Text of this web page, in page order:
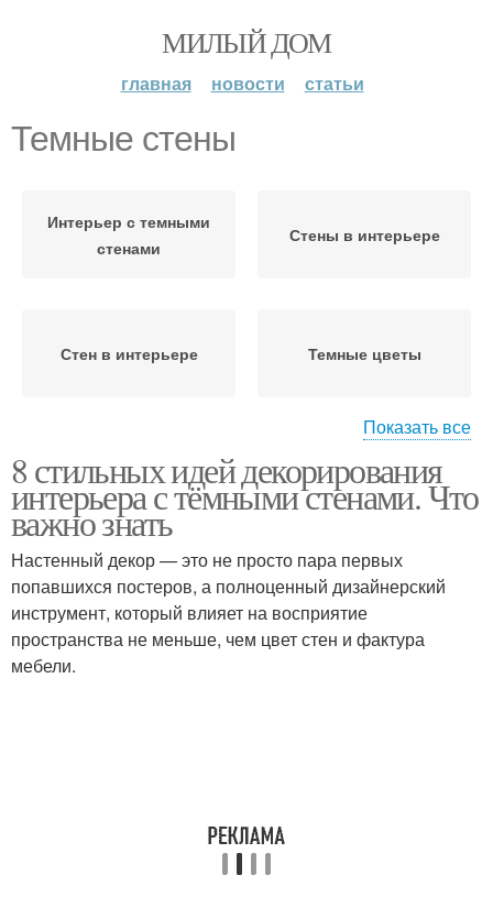
МИЛЫЙ ДОМ
главная новости статьи
Темные стены
Интерьер с темными
стенами
Стены в интерьере
Стен в интерьере Темные цветы
тонах
Темные комбинации
Темная палитра
Комнаты с темными
стенами
Показать все
8 стильных идей декорирования
интерьера с тёмными стенами. Что
важно знать
Настенный декор — это не просто пара первых
попавшихся постеров, а полноценный дизайнерский
инструмент, который влияет на восприятие
пространства не меньше, чем цвет стен и фактура
мебели.